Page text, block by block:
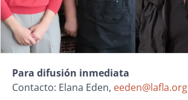
Para difusión inmediata
Contacto: Elana Eden, eeden@lafla.org